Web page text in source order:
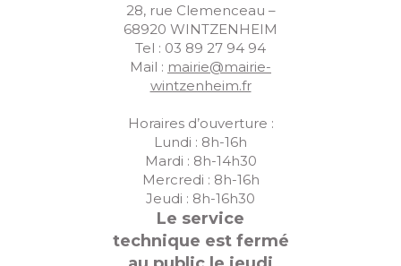
28, rue Clemenceau –
68920 WINTZENHEIM
Tel : 03 89 27 94 94
Mail : mairie@mairie-
wintzenheim.fr
Horaires d’ouverture :
Lundi : 8h-16h
Mardi : 8h-14h30
Mercredi : 8h-16h
Jeudi : 8h-16h30
Le service
technique est fermé